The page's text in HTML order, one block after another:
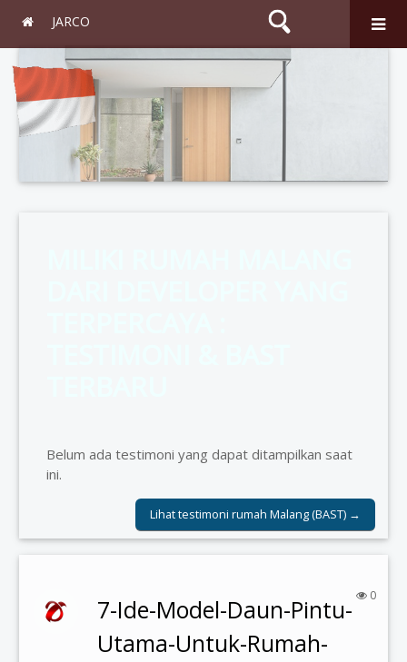
JARCO
Search
Belum ada testimoni yang dapat ditampilkan saat
ini.
Lihat testimoni rumah Malang (BAST) →
0
7-Ide-Model-Daun-Pintu-
Utama-Untuk-Rumah-